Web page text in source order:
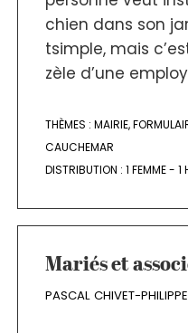
chien dans son
tsimple, mais
zèle d’une
THÈMES : MAIRIE,
CAUCHEMAR
DISTRIBUTION : 1 FEMME - 1
Mariés et
PASCAL CHIVET-